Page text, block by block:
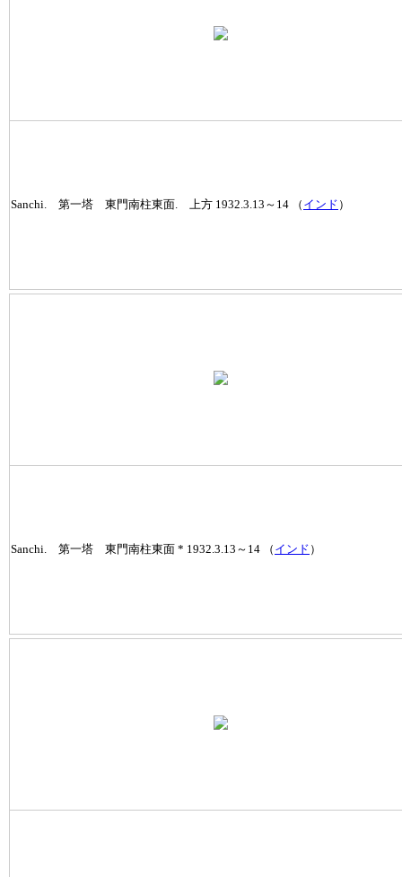
Sanchi. 第一塔 東門南柱東面. 上方 1932.3.13～14 （ インド ）
Sanchi. 第一塔 東門南柱東面 * 1932.3.13～14 （ インド ）